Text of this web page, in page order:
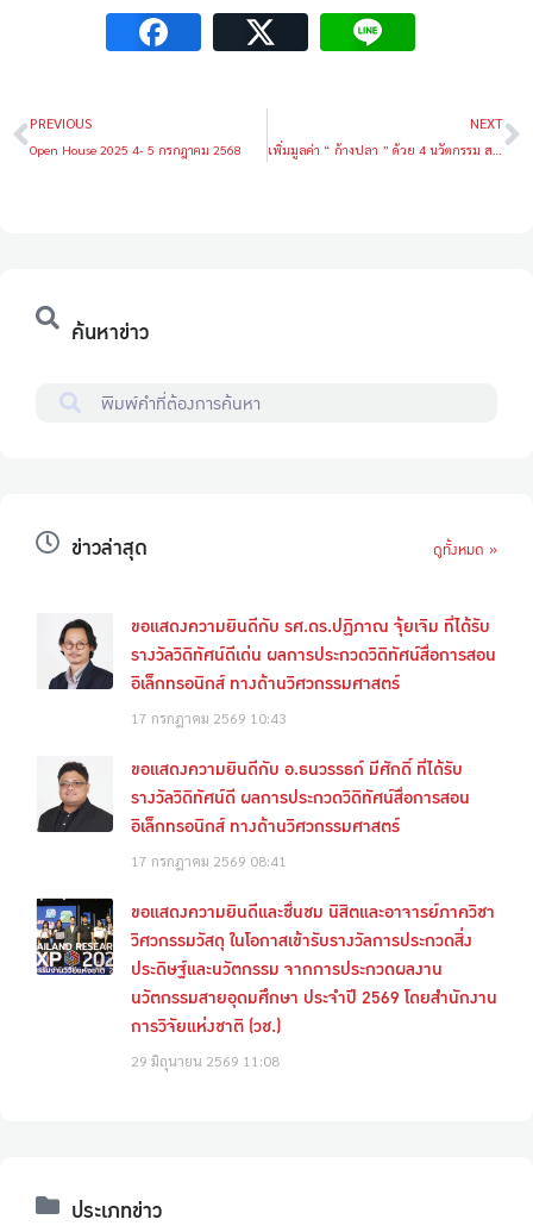
PREVIOUS
Open House 2025 4- 5 กรกฎาคม 2568
NEXT
ค้นหาข่าว
ข่าวล่าสุด ดูทั้งหมด »
ขอแสดงความยินดีกับ รศ.ดร.ปฏิภาณ จุ้ยเจิม ที่ได้รับ
รางวัลวิดิทัศน์ดีเด่น ผลการประกวดวิดิทัศน์สื่อการสอน
อิเล็กทรอนิกส์ ทางด้านวิศวกรรมศาสตร์
17 กรกฎาคม 2569 10:43
ขอแสดงความยินดีกับ อ.ธนวรรธก์ มีศักดิ์ ที่ได้รับ
รางวัลวิดิทัศน์ดี ผลการประกวดวิดิทัศน์สื่อการสอน
อิเล็กทรอนิกส์ ทางด้านวิศวกรรมศาสตร์
17 กรกฎาคม 2569 08:41
ขอแสดงความยินดีและชื่นชม นิสิตและอาจารย์ภาควิชา
วิศวกรรมวัสดุ ในโอกาสเข้ารับรางวัลการประกวดสิ่ง
ประดิษฐ์และนวัตกรรม จากการประกวดผลงาน
นวัตกรรมสายอุดมศึกษา ประจำปี 2569 โดยสำนักงาน
การวิจัยแห่งชาติ (วช.)
29 มิถุนายน 2569 11:08
ประเภทข่าว